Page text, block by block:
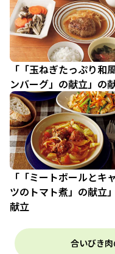
「「玉ねぎたっぷり和
ンバーグ」の献立」の
「「ミートボールとキ
ツのトマト煮」の献立
献立
合いびき